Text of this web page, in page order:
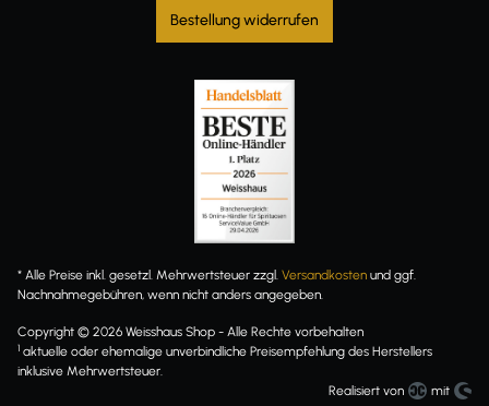
Bestellung widerrufen
* Alle Preise inkl. gesetzl. Mehrwertsteuer zzgl. Versandkosten und ggf.
Nachnahmegebühren, wenn nicht anders angegeben.
Copyright © 2026 Weisshaus Shop - Alle Rechte vorbehalten
1 aktuelle oder ehemalige unverbindliche Preisempfehlung des Herstellers
inklusive Mehrwertsteuer.
Realisiert von
mit